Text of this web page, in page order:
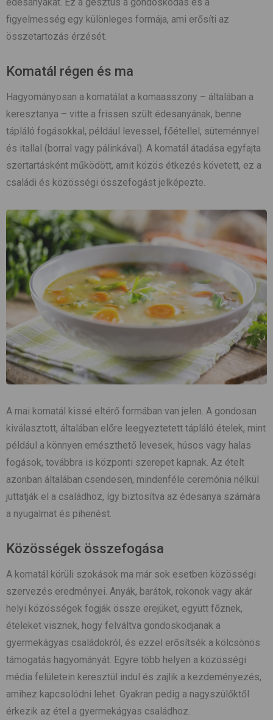
édesanyákat. Ez a gesztus a gondoskodás és a
figyelmesség egy különleges formája, ami erősíti az
összetartozás érzését.
Komatál régen és ma
Hagyományosan a komatálat a komaasszony – általában a
keresztanya – vitte a frissen szült édesanyának, benne
tápláló fogásokkal, például levessel, főétellel, süteménnyel
és itallal (borral vagy pálinkával). A komatál átadása egyfajta
szertartásként működött, amit közös étkezés követett, ez a
családi és közösségi összefogást jelképezte.
A mai komatál kissé eltérő formában van jelen. A gondosan
kiválasztott, általában előre leegyeztetett tápláló ételek, mint
például a könnyen emészthető levesek, húsos vagy halas
fogások, továbbra is központi szerepet kapnak. Az ételt
azonban általában csendesen, mindenféle ceremónia nélkül
juttatják el a családhoz, így biztosítva az édesanya számára
a nyugalmat és pihenést.
Közösségek összefogása
A komatál körüli szokások ma már sok esetben közösségi
szervezés eredményei. Anyák, barátok, rokonok vagy akár
helyi közösségek fogják össze erejüket, együtt főznek,
ételeket visznek, hogy felváltva gondoskodjanak a
gyermekágyas családokról, és ezzel erősítsék a kölcsönös
támogatás hagyományát. Egyre több helyen a közösségi
média felületein keresztül indul és zajlik a kezdeményezés,
amihez kapcsolódni lehet. Gyakran pedig a nagyszülőktől
érkezik az étel a gyermekágyas családhoz.